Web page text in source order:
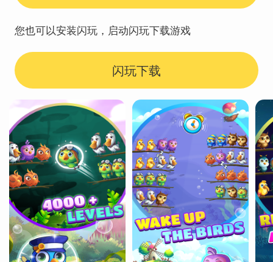
您也可以安装闪玩，启动闪玩下载游戏
闪玩下载